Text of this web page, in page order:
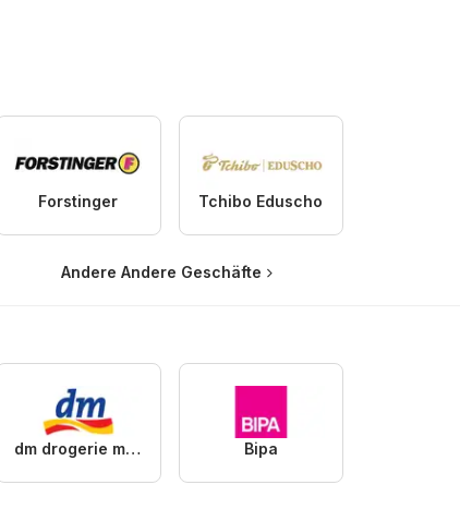
Forstinger Tchibo Eduscho
Andere Andere Geschäfte
dm drogerie markt Bipa